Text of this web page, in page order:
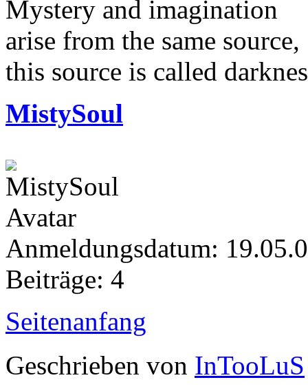
Mystery and imagination
arise from the same source,
this source is called
MistySoul
Anmeldungsdatum:
Beiträge: 4
Seitenanfang
Geschrieben von InTooLuS